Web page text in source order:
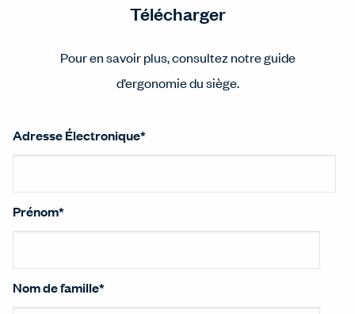
Télécharger
Pour en savoir plus, consultez notre guide
d’ergonomie du siège.
Adresse Électronique*
Prénom*
Nom de famille*